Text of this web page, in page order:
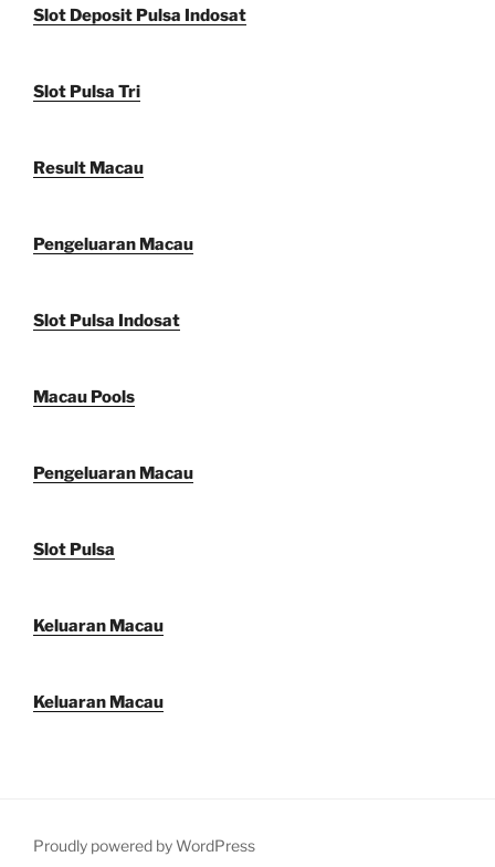
Slot Deposit Pulsa Indosat
Slot Pulsa Tri
Result Macau
Pengeluaran Macau
Slot Pulsa Indosat
Macau Pools
Pengeluaran Macau
Slot Pulsa
Keluaran Macau
Keluaran Macau
Proudly powered by WordPress